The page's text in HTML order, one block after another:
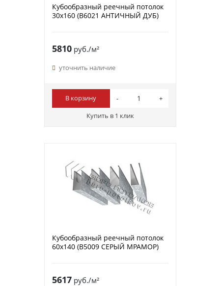
Кубообразный реечный потолок
30х160 (B6021 АНТИЧНЫЙ ДУБ)
5810руб./м²
уточнить наличие
В корзину
Купить в 1 клик
Кубообразный реечный потолок
60х140 (B5009 СЕРЫЙ МРАМОР)
5617руб./м²